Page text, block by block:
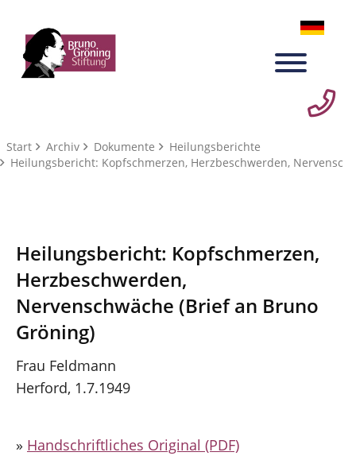
Start Archiv Dokumente Heilungsberichte
Heilungsbericht: Kopfschmerzen, Herzbeschwerden, Nervensc
Heilungsbericht: Kopfschmerzen,
Herzbeschwerden,
Nervenschwäche (Brief an Bruno
Gröning)
Frau Feldmann
Herford, 1.7.1949
» Handschriftliches Original (PDF)